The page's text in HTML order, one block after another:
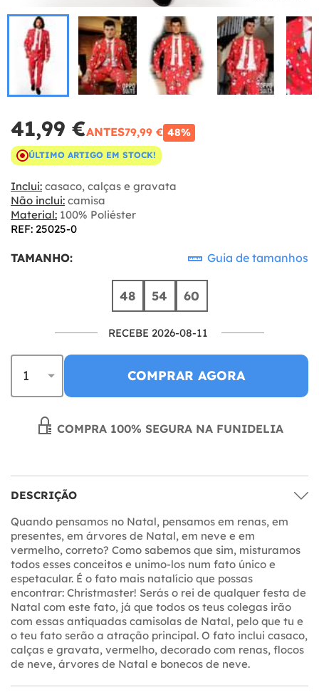
41,99 €ANTES79,99 € 48%
ÚLTIMO ARTIGO EM STOCK!
Inclui: casaco, calças e gravata
Não inclui: camisa
Material: 100% Poliéster
REF: 25025-0
TAMANHO: Guia de tamanhos
48 54 60
RECEBE 2026-08-11
COMPRAR AGORA
COMPRA 100% SEGURA NA FUNIDELIA
DESCRIÇÃO
Quando pensamos no Natal, pensamos em renas, em
presentes, em árvores de Natal, em neve e em
vermelho, correto? Como sabemos que sim, misturamos
todos esses conceitos e unimo-los num fato único e
espetacular. É o fato mais natalício que possas
encontrar: Christmaster! Serás o rei de qualquer festa de
Natal com este fato, já que todos os teus colegas irão
com essas antiquadas camisolas de Natal, pelo que tu e
o teu fato serão a atração principal. O fato inclui casaco,
calças e gravata, vermelho, decorado com renas, flocos
de neve, árvores de Natal e bonecos de neve.